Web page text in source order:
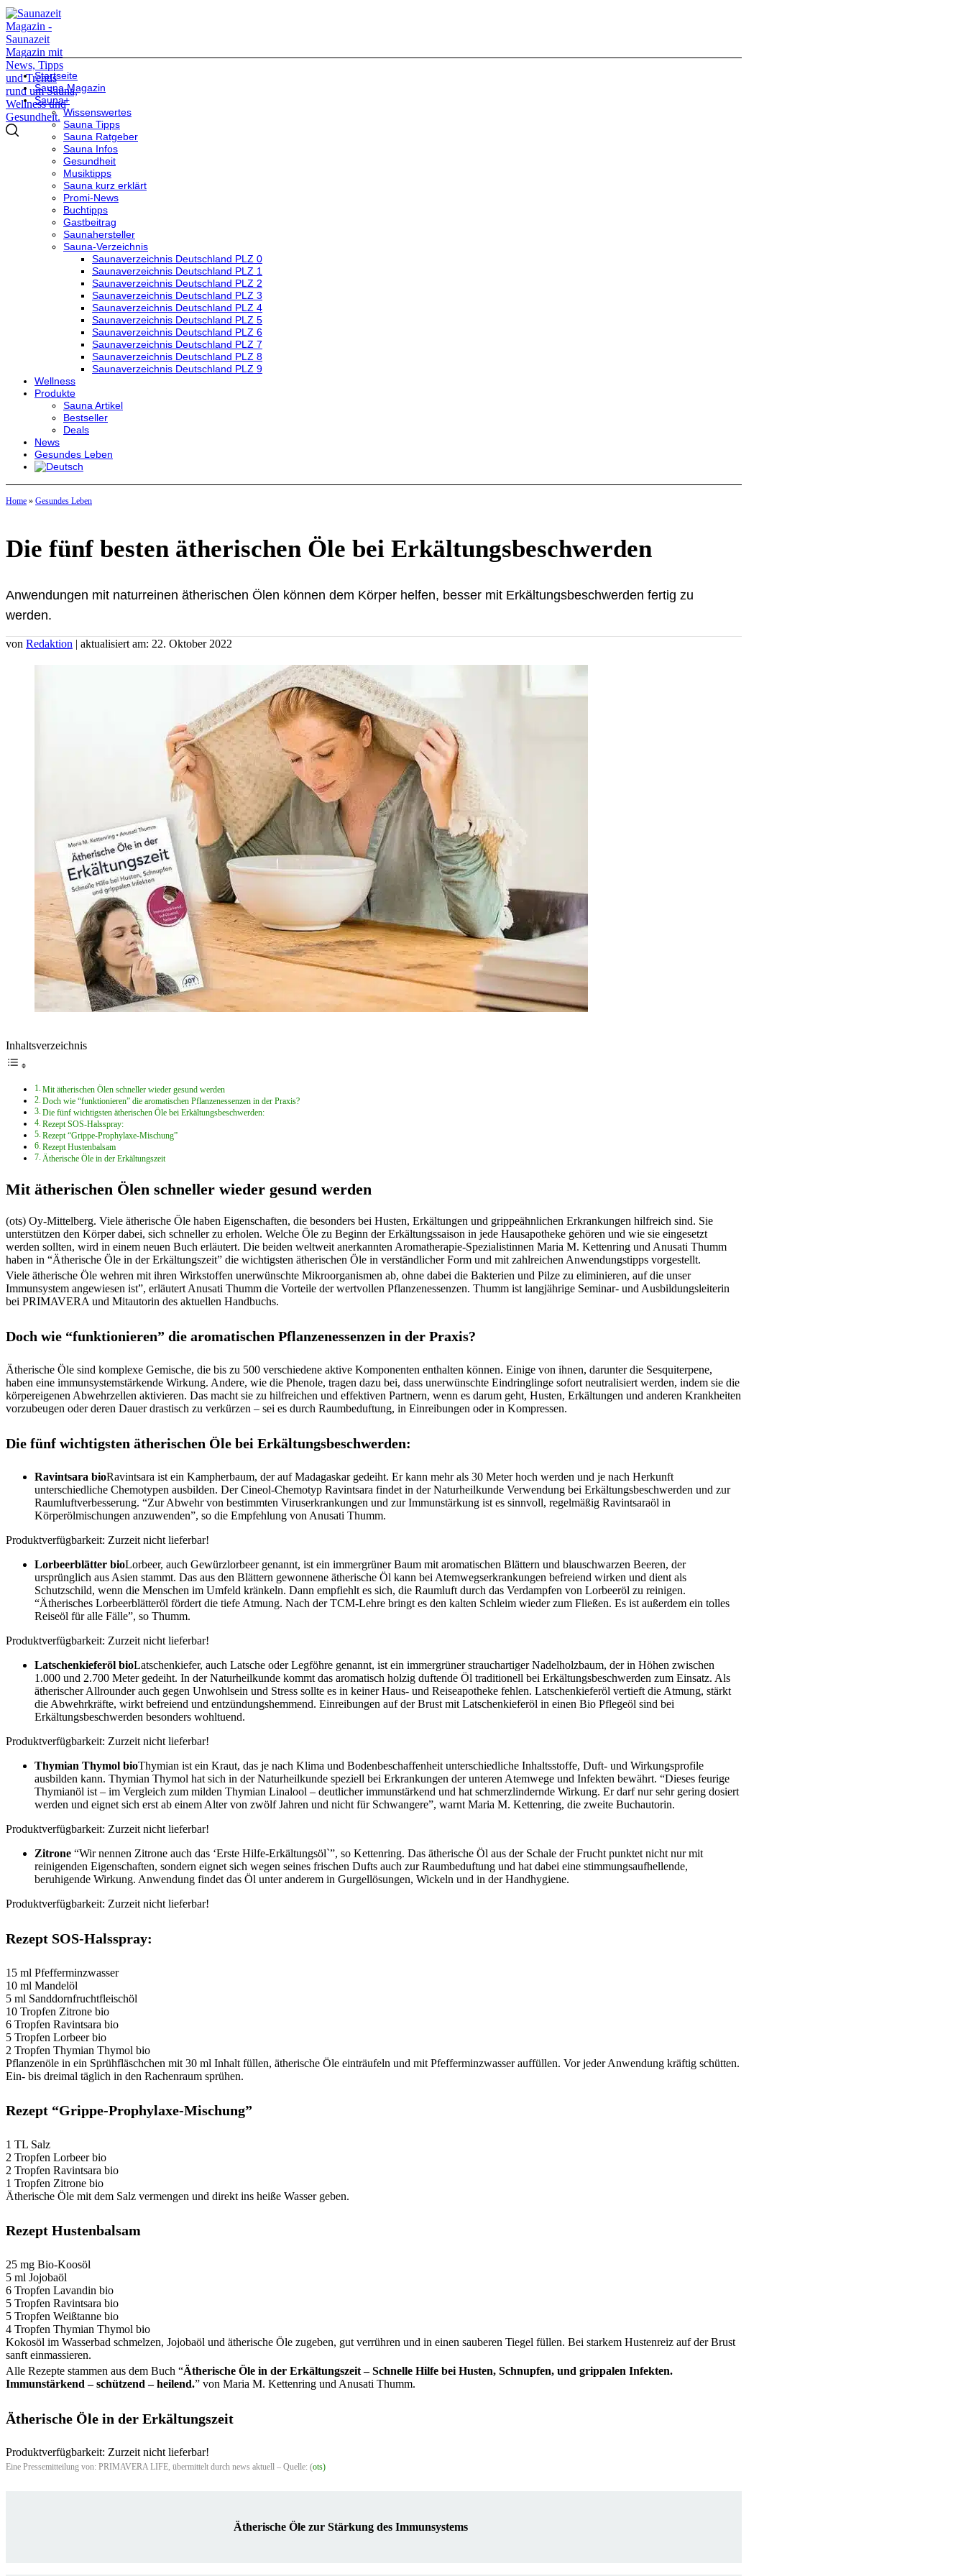
Startseite
Sauna Magazin
Sauna+
Wissenswertes
Sauna Tipps
Sauna Ratgeber
Sauna Infos
Gesundheit
Musiktipps
Sauna kurz erklärt
Promi-News
Buchtipps
Gastbeitrag
Saunahersteller
Sauna-Verzeichnis
Saunaverzeichnis Deutschland PLZ 0
Saunaverzeichnis Deutschland PLZ 1
Saunaverzeichnis Deutschland PLZ 2
Saunaverzeichnis Deutschland PLZ 3
Saunaverzeichnis Deutschland PLZ 4
Saunaverzeichnis Deutschland PLZ 5
Saunaverzeichnis Deutschland PLZ 6
Saunaverzeichnis Deutschland PLZ 7
Saunaverzeichnis Deutschland PLZ 8
Saunaverzeichnis Deutschland PLZ 9
Wellness
Produkte
Sauna Artikel
Bestseller
Deals
News
Gesundes Leben
Home » Gesundes Leben
Die fünf besten ätherischen Öle bei Erkältungsbeschwerden
Anwendungen mit naturreinen ätherischen Ölen können dem Körper helfen, besser mit Erkältungsbeschwerden fertig zu
werden.
von Redaktion | aktualisiert am: 22. Oktober 2022
Inhaltsverzeichnis
Mit ätherischen Ölen schneller wieder gesund werden
Doch wie “funktionieren” die aromatischen Pflanzenessenzen in der Praxis?
Die fünf wichtigsten ätherischen Öle bei Erkältungsbeschwerden:
Rezept SOS-Halsspray:
Rezept “Grippe-Prophylaxe-Mischung”
Rezept Hustenbalsam
Ätherische Öle in der Erkältungszeit
Mit ätherischen Ölen schneller wieder gesund werden
(ots) Oy-Mittelberg. Viele ätherische Öle haben Eigenschaften, die besonders bei Husten, Erkältungen und grippeähnlichen Erkrankungen hilfreich sind. Sie
unterstützen den Körper dabei, sich schneller zu erholen. Welche Öle zu Beginn der Erkältungssaison in jede Hausapotheke gehören und wie sie eingesetzt
werden sollten, wird in einem neuen Buch erläutert. Die beiden weltweit anerkannten Aromatherapie-Spezialistinnen Maria M. Kettenring und Anusati Thumm
haben in “Ätherische Öle in der Erkältungszeit” die wichtigsten ätherischen Öle in verständlicher Form und mit zahlreichen Anwendungstipps vorgestellt.
Viele ätherische Öle wehren mit ihren Wirkstoffen unerwünschte Mikroorganismen ab, ohne dabei die Bakterien und Pilze zu eliminieren, auf die unser
Immunsystem angewiesen ist”, erläutert Anusati Thumm die Vorteile der wertvollen Pflanzenessenzen. Thumm ist langjährige Seminar- und Ausbildungsleiterin
bei PRIMAVERA und Mitautorin des aktuellen Handbuchs.
Doch wie “funktionieren” die aromatischen Pflanzenessenzen in der Praxis?
Ätherische Öle sind komplexe Gemische, die bis zu 500 verschiedene aktive Komponenten enthalten können. Einige von ihnen, darunter die Sesquiterpene,
haben eine immunsystemstärkende Wirkung. Andere, wie die Phenole, tragen dazu bei, dass unerwünschte Eindringlinge sofort neutralisiert werden, indem sie die
körpereigenen Abwehrzellen aktivieren. Das macht sie zu hilfreichen und effektiven Partnern, wenn es darum geht, Husten, Erkältungen und anderen Krankheiten
vorzubeugen oder deren Dauer drastisch zu verkürzen – sei es durch Raumbeduftung, in Einreibungen oder in Kompressen.
Die fünf wichtigsten ätherischen Öle bei Erkältungsbeschwerden:
Ravintsara bioRavintsara ist ein Kampherbaum, der auf Madagaskar gedeiht. Er kann mehr als 30 Meter hoch werden und je nach Herkunft
unterschiedliche Chemotypen ausbilden. Der Cineol-Chemotyp Ravintsara findet in der Naturheilkunde Verwendung bei Erkältungsbeschwerden und zur
Raumluftverbesserung. “Zur Abwehr von bestimmten Viruserkrankungen und zur Immunstärkung ist es sinnvoll, regelmäßig Ravintsaraöl in
Körperölmischungen anzuwenden”, so die Empfehlung von Anusati Thumm.
Produktverfügbarkeit: Zurzeit nicht lieferbar!
Lorbeerblätter bioLorbeer, auch Gewürzlorbeer genannt, ist ein immergrüner Baum mit aromatischen Blättern und blauschwarzen Beeren, der
ursprünglich aus Asien stammt. Das aus den Blättern gewonnene ätherische Öl kann bei Atemwegserkrankungen befreiend wirken und dient als
Schutzschild, wenn die Menschen im Umfeld kränkeln. Dann empfiehlt es sich, die Raumluft durch das Verdampfen von Lorbeeröl zu reinigen.
“Ätherisches Lorbeerblätteröl fördert die tiefe Atmung. Nach der TCM-Lehre bringt es den kalten Schleim wieder zum Fließen. Es ist außerdem ein tolles
Reiseöl für alle Fälle”, so Thumm.
Produktverfügbarkeit: Zurzeit nicht lieferbar!
Latschenkieferöl bioLatschenkiefer, auch Latsche oder Legföhre genannt, ist ein immergrüner strauchartiger Nadelholzbaum, der in Höhen zwischen
1.000 und 2.700 Meter gedeiht. In der Naturheilkunde kommt das aromatisch holzig duftende Öl traditionell bei Erkältungsbeschwerden zum Einsatz. Als
ätherischer Allrounder auch gegen Unwohlsein und Stress sollte es in keiner Haus- und Reiseapotheke fehlen. Latschenkieferöl vertieft die Atmung, stärkt
die Abwehrkräfte, wirkt befreiend und entzündungshemmend. Einreibungen auf der Brust mit Latschenkieferöl in einen Bio Pflegeöl sind bei
Erkältungsbeschwerden besonders wohltuend.
Produktverfügbarkeit: Zurzeit nicht lieferbar!
Thymian Thymol bioThymian ist ein Kraut, das je nach Klima und Bodenbeschaffenheit unterschiedliche Inhaltsstoffe, Duft- und Wirkungsprofile
ausbilden kann. Thymian Thymol hat sich in der Naturheilkunde speziell bei Erkrankungen der unteren Atemwege und Infekten bewährt. “Dieses feurige
Thymianöl ist – im Vergleich zum milden Thymian Linalool – deutlicher immunstärkend und hat schmerzlindernde Wirkung. Er darf nur sehr gering dosiert
werden und eignet sich erst ab einem Alter von zwölf Jahren und nicht für Schwangere”, warnt Maria M. Kettenring, die zweite Buchautorin.
Produktverfügbarkeit: Zurzeit nicht lieferbar!
Zitrone “Wir nennen Zitrone auch das ‘Erste Hilfe-Erkältungsöl`”, so Kettenring. Das ätherische Öl aus der Schale der Frucht punktet nicht nur mit
reinigenden Eigenschaften, sondern eignet sich wegen seines frischen Dufts auch zur Raumbeduftung und hat dabei eine stimmungsaufhellende,
beruhigende Wirkung. Anwendung findet das Öl unter anderem in Gurgellösungen, Wickeln und in der Handhygiene.
Produktverfügbarkeit: Zurzeit nicht lieferbar!
Rezept SOS-Halsspray:
15 ml Pfefferminzwasser
10 ml Mandelöl
5 ml Sanddornfruchtfleischöl
10 Tropfen Zitrone bio
6 Tropfen Ravintsara bio
5 Tropfen Lorbeer bio
2 Tropfen Thymian Thymol bio
Pflanzenöle in ein Sprühfläschchen mit 30 ml Inhalt füllen, ätherische Öle einträufeln und mit Pfefferminzwasser auffüllen. Vor jeder Anwendung kräftig schütten.
Ein- bis dreimal täglich in den Rachenraum sprühen.
Rezept “Grippe-Prophylaxe-Mischung”
1 TL Salz
2 Tropfen Lorbeer bio
2 Tropfen Ravintsara bio
1 Tropfen Zitrone bio
Ätherische Öle mit dem Salz vermengen und direkt ins heiße Wasser geben.
Rezept Hustenbalsam
25 mg Bio-Koosöl
5 ml Jojobaöl
6 Tropfen Lavandin bio
5 Tropfen Ravintsara bio
5 Tropfen Weißtanne bio
4 Tropfen Thymian Thymol bio
Kokosöl im Wasserbad schmelzen, Jojobaöl und ätherische Öle zugeben, gut verrühren und in einen sauberen Tiegel füllen. Bei starkem Hustenreiz auf der Brust
sanft einmassieren.
Alle Rezepte stammen aus dem Buch “Ätherische Öle in der Erkältungszeit – Schnelle Hilfe bei Husten, Schnupfen, und grippalen Infekten.
Immunstärkend – schützend – heilend.” von Maria M. Kettenring und Anusati Thumm.
Ätherische Öle in der Erkältungszeit
Produktverfügbarkeit: Zurzeit nicht lieferbar!
Eine Pressemitteilung von: PRIMAVERA LIFE, übermittelt durch news aktuell – Quelle: (ots)
Ätherische Öle zur Stärkung des Immunsystems